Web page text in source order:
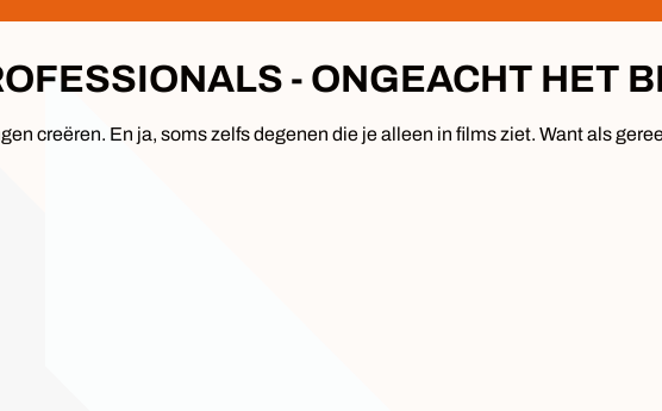
- ONGEACHT HET
creëren. En ja, soms zelfs degenen die je alleen in films ziet. Want als